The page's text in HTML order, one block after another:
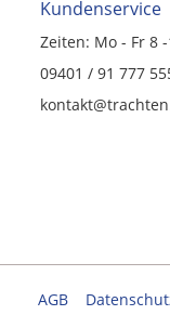
Kundenservice
Zeiten: Mo - Fr 8
09401 / 91 777
AGB